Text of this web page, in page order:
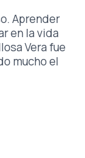
Aprender
en la vida
Vera fue
mucho el